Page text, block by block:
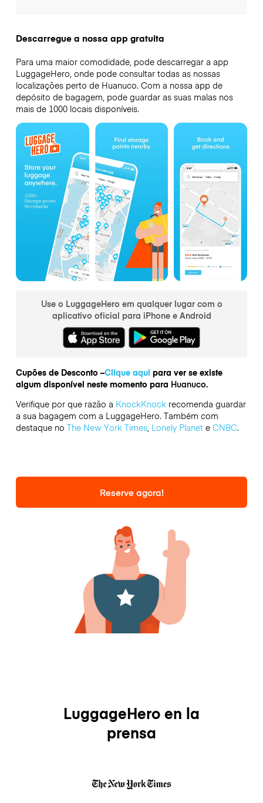
Descarregue a nossa app gratuita
Para uma maior comodidade, pode descarregar a app
LuggageHero, onde pode consultar todas as nossas
localizações perto de Huanuco. Com a nossa app de
depósito de bagagem, pode guardar as suas malas nos
mais de 1000 locais disponíveis.
Use o LuggageHero em qualquer lugar com o
aplicativo oficial para iPhone e Android
Cupões de Desconto –Clique aqui para ver se existe
algum disponível neste momento para Huanuco.
Verifique por que razão a KnockKnockrecomenda guardar
a sua bagagem com a LuggageHero. Também com
destaque no The New York Times, Lonely Planete CNBC.
Reserve agora!
LuggageHero en la
prensa